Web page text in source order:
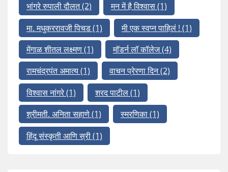
भांगरे रुपाली दौलत(2) मन में है विश्वास(1)
मा. मधुकररावजी पिचड(1) मी एक स्वप्न पाहिलं ! (1)
मेंगाळ शीतल लक्ष्मण(1) मॉडर्न लॉ कॉलेज(4)
रामचंद्रपंत अमात्य(1) वाचन प्रेरणा दिन(2)
विश्वास नांगरे(1) शरद पाटील(1)
श्रीमती. अनिता सहाणे(1) स्मरणिका(1)
हिंदू संस्कृती आणि स्री(1)